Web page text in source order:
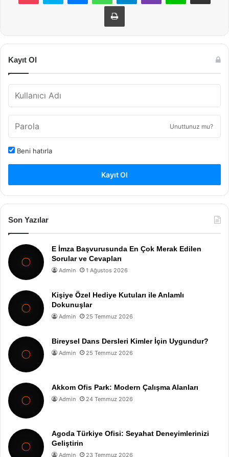
Yazdır
Kayıt Ol
Unuttunuz mu?
Beni hatırla
Kayıt Ol
Son Yazılar
E İmza Başvurusunda En Çok Merak Edilen
Sorular ve Cevapları
Admin 1 Ağustos 2026
Kişiye Özel Hediye Kutuları ile Anlamlı
Dokunuşlar
Admin 25 Temmuz 2026
Bireysel Dans Dersleri Kimler İçin Uygundur?
Admin 25 Temmuz 2026
Akkom Ofis Park: Modern Çalışma Alanları
Admin 24 Temmuz 2026
Agoda Türkiye Ofisi: Seyahat Deneyimlerinizi
Geliştirin
Admin 23 Temmuz 2026